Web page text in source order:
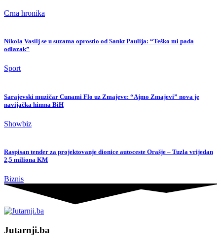
Crna hronika
Nikola Vasilj se u suzama oprostio od Sankt Paulija: “Teško mi pada
odlazak”
Sport
Sarajevski muzičar Cunami Flo uz Zmajeve: “Ajmo Zmajevi” nova je
navijačka himna BiH
Showbiz
Raspisan tender za projektovanje dionice autoceste Orašje – Tuzla vrijedan
2,5 miliona KM
Biznis
Jutarnji.ba